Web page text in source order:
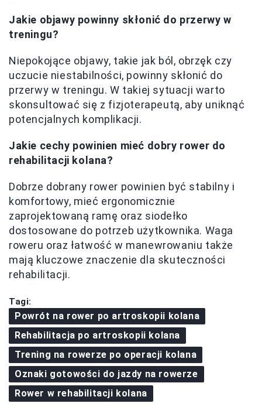
Jakie objawy powinny skłonić do przerwy w
treningu?
Niepokojące objawy, takie jak ból, obrzęk czy
uczucie niestabilności, powinny skłonić do
przerwy w treningu. W takiej sytuacji warto
skonsultować się z fizjoterapeutą, aby uniknąć
potencjalnych komplikacji.
Jakie cechy powinien mieć dobry rower do
rehabilitacji kolana?
Dobrze dobrany rower powinien być stabilny i
komfortowy, mieć ergonomicznie
zaprojektowaną ramę oraz siodełko
dostosowane do potrzeb użytkownika. Waga
roweru oraz łatwość w manewrowaniu także
mają kluczowe znaczenie dla skuteczności
rehabilitacji.
Tagi:
Powrót na rower po artroskopii kolana
Rehabilitacja po artroskopii kolana
Trening na rowerze po operacji kolana
Oznaki gotowości do jazdy na rowerze
Rower w rehabilitacji kolana